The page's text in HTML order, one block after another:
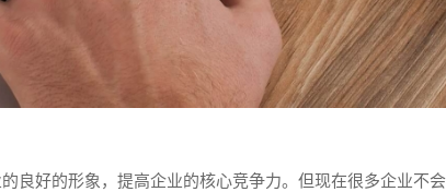
良好的形象，提高企业的核心竞争力。但现在很多企业不